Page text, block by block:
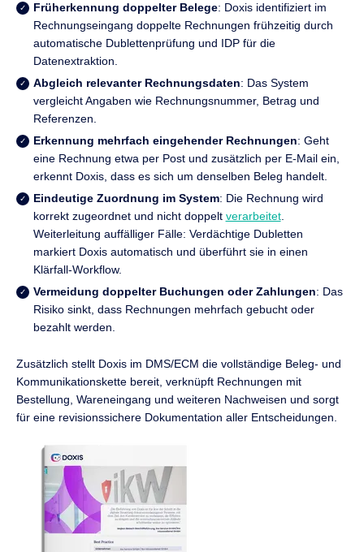
Früherkennung doppelter Belege: Doxis identifiziert im
Rechnungseingang doppelte Rechnungen frühzeitig durch
automatische Dublettenprüfung und IDP für die
Datenextraktion.
Abgleich relevanter Rechnungsdaten: Das System
vergleicht Angaben wie Rechnungsnummer, Betrag und
Referenzen.
Erkennung mehrfach eingehender Rechnungen: Geht
eine Rechnung etwa per Post und zusätzlich per E-Mail ein,
erkennt Doxis, dass es sich um denselben Beleg handelt.
Eindeutige Zuordnung im System: Die Rechnung wird
korrekt zugeordnet und nicht doppelt verarbeitet.
Weiterleitung auffälliger Fälle: Verdächtige Dubletten
markiert Doxis automatisch und überführt sie in einen
Klärfall-Workflow.
Vermeidung doppelter Buchungen oder Zahlungen: Das
Risiko sinkt, dass Rechnungen mehrfach gebucht oder
bezahlt werden.
Zusätzlich stellt Doxis im DMS/ECM die vollständige Beleg- und
Kommunikationskette bereit, verknüpft Rechnungen mit
Bestellung, Wareneingang und weiteren Nachweisen und sorgt
für eine revisionssichere Dokumentation aller Entscheidungen.